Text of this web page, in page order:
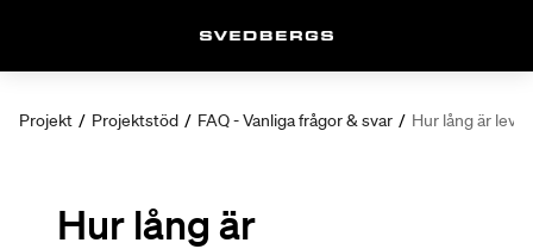
Projekt / Projektstöd / FAQ - Vanliga frågor & svar / Hur lång är
Hur lång är